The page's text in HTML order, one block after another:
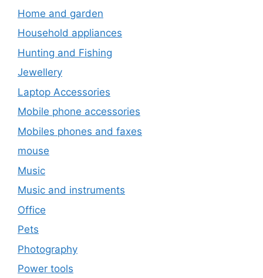
Home and garden
Household appliances
Hunting and Fishing
Jewellery
Laptop Accessories
Mobile phone accessories
Mobiles phones and faxes
mouse
Music
Music and instruments
Office
Pets
Photography
Power tools